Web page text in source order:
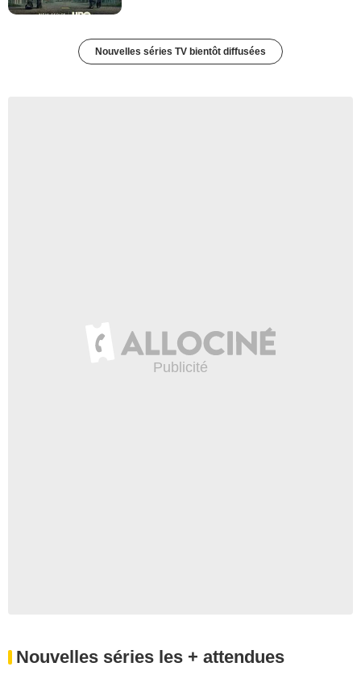
Nouvelles séries TV bientôt diffusées
Nouvelles séries les + attendues